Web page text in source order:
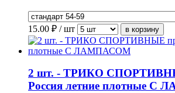
15.00 ₽ / шт
2 шт. - ТРИКО
Россия летние плотные